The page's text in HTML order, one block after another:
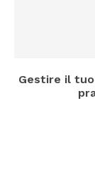
Gestire il